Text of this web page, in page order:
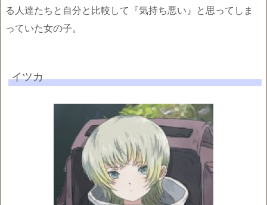
る人達たちと自分と比較して『気持ち悪い』と思ってしま
っていた女の子。
イツカ